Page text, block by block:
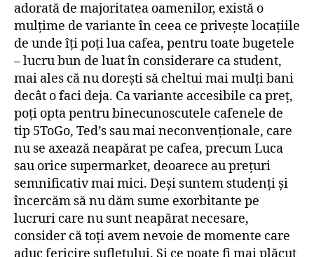
adorată de majoritatea oamenilor, există o
mulțime de variante în ceea ce privește locațiile
de unde îți poți lua cafea, pentru toate bugetele
– lucru bun de luat în considerare ca student,
mai ales că nu dorești să cheltui mai mulți bani
decât o faci deja. Ca variante accesibile ca preț,
poți opta pentru binecunoscutele cafenele de
tip 5ToGo, Ted’s sau mai neconvenționale, care
nu se axează neapărat pe cafea, precum Luca
sau orice supermarket, deoarece au prețuri
semnificativ mai mici. Deși suntem studenți și
încercăm să nu dăm sume exorbitante pe
lucruri care nu sunt neapărat necesare,
consider că toți avem nevoie de momente care